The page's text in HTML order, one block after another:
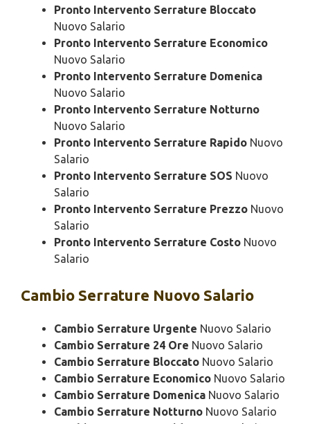
Pronto Intervento Serrature Bloccato
Nuovo Salario
Pronto Intervento Serrature Economico
Nuovo Salario
Pronto Intervento Serrature Domenica
Nuovo Salario
Pronto Intervento Serrature Notturno
Nuovo Salario
Pronto Intervento Serrature Rapido Nuovo
Salario
Pronto Intervento Serrature SOS Nuovo
Salario
Pronto Intervento Serrature Prezzo Nuovo
Salario
Pronto Intervento Serrature Costo Nuovo
Salario
Cambio Serrature Nuovo Salario
Cambio Serrature Urgente Nuovo Salario
Cambio Serrature 24 Ore Nuovo Salario
Cambio Serrature Bloccato Nuovo Salario
Cambio Serrature Economico Nuovo Salario
Cambio Serrature Domenica Nuovo Salario
Cambio Serrature Notturno Nuovo Salario